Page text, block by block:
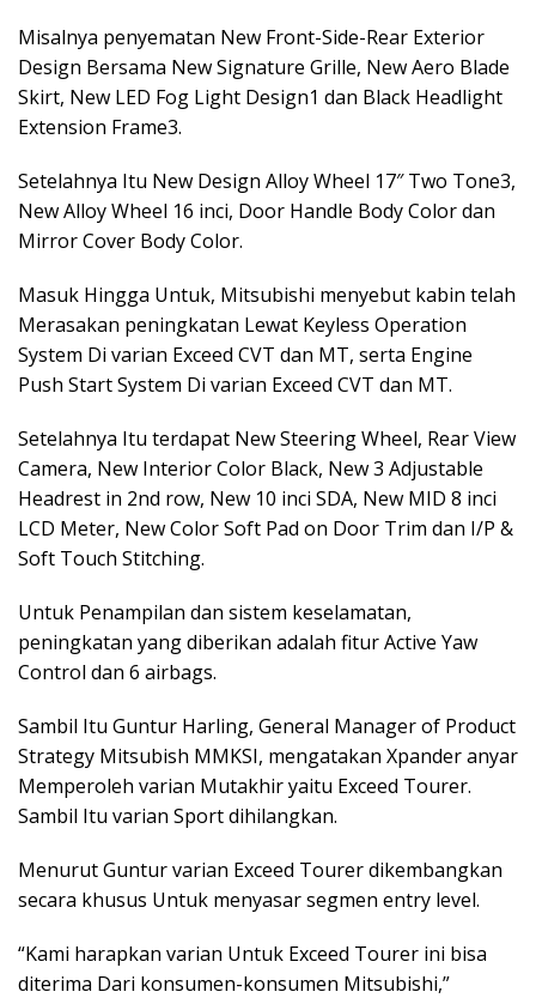
Misalnya penyematan New Front-Side-Rear Exterior
Design Bersama New Signature Grille, New Aero Blade
Skirt, New LED Fog Light Design1 dan Black Headlight
Extension Frame3.
Setelahnya Itu New Design Alloy Wheel 17″ Two Tone3,
New Alloy Wheel 16 inci, Door Handle Body Color dan
Mirror Cover Body Color.
Masuk Hingga Untuk, Mitsubishi menyebut kabin telah
Merasakan peningkatan Lewat Keyless Operation
System Di varian Exceed CVT dan MT, serta Engine
Push Start System Di varian Exceed CVT dan MT.
Setelahnya Itu terdapat New Steering Wheel, Rear View
Camera, New Interior Color Black, New 3 Adjustable
Headrest in 2nd row, New 10 inci SDA, New MID 8 inci
LCD Meter, New Color Soft Pad on Door Trim dan I/P &
Soft Touch Stitching.
Untuk Penampilan dan sistem keselamatan,
peningkatan yang diberikan adalah fitur Active Yaw
Control dan 6 airbags.
Sambil Itu Guntur Harling, General Manager of Product
Strategy Mitsubish MMKSI, mengatakan Xpander anyar
Memperoleh varian Mutakhir yaitu Exceed Tourer.
Sambil Itu varian Sport dihilangkan.
Menurut Guntur varian Exceed Tourer dikembangkan
secara khusus Untuk menyasar segmen entry level.
“Kami harapkan varian Untuk Exceed Tourer ini bisa
diterima Dari konsumen-konsumen Mitsubishi,”